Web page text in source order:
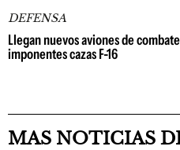
DEFENSA
Llegan nuevos aviones de
imponentes cazas F-16
MAS NOTICIAS